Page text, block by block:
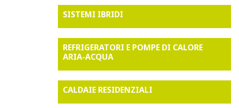
SISTEMI IBRIDI
REFRIGERATORI E POMPE DI CALORE
ARIA-ACQUA
CALDAIE RESIDENZIALI